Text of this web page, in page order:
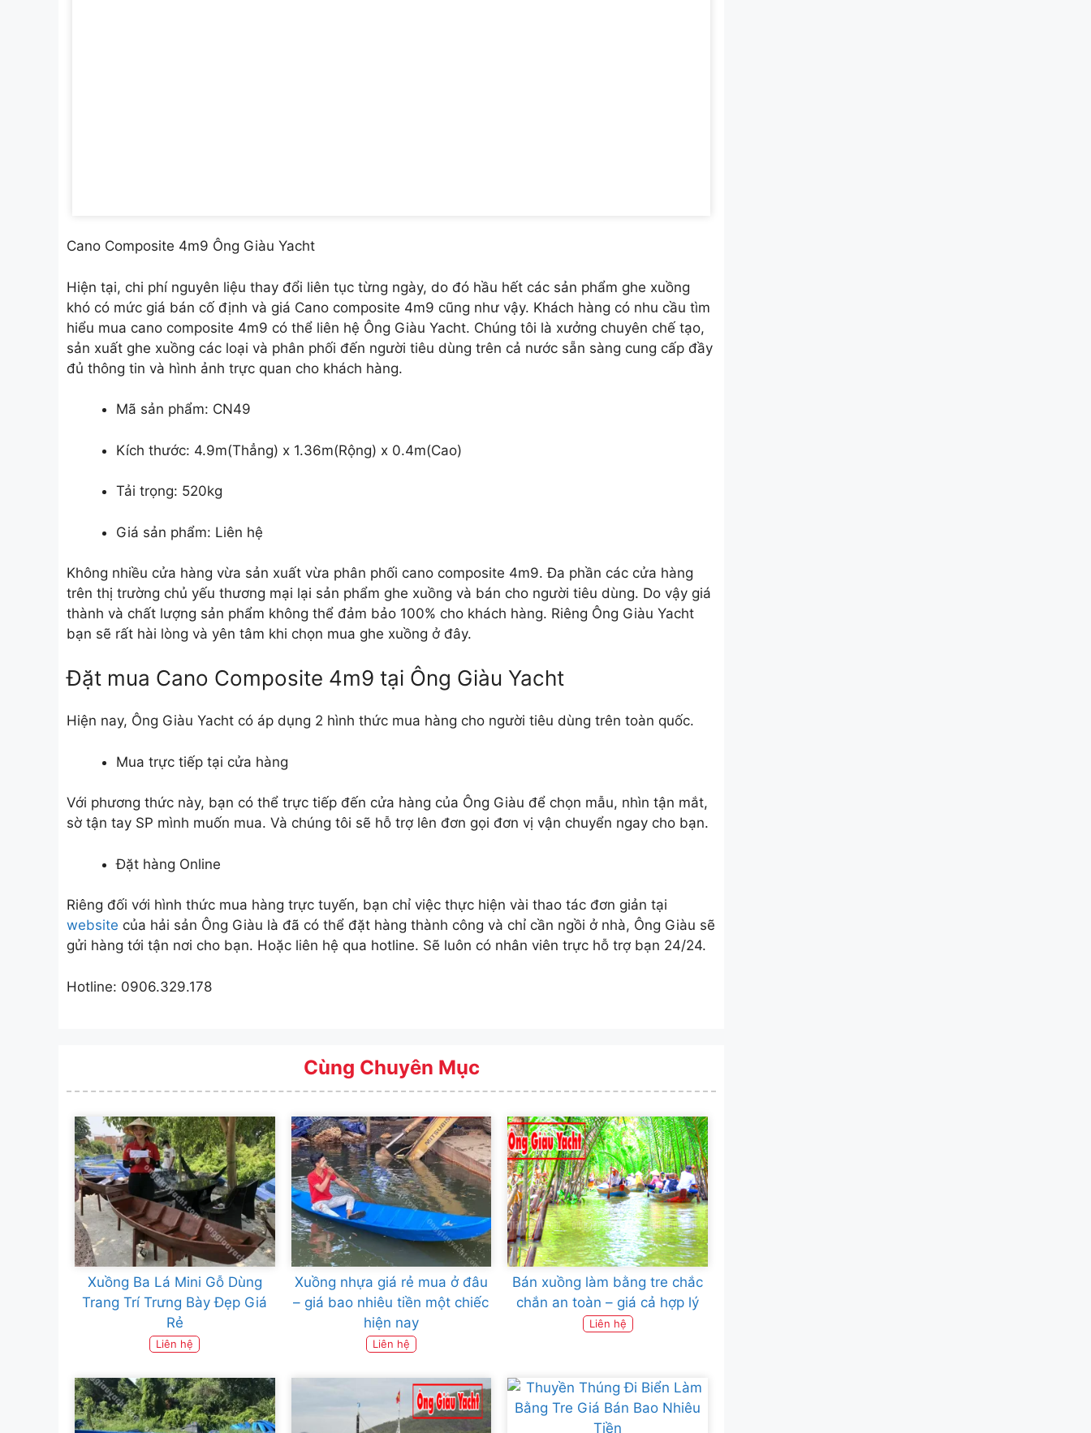
Cano Composite 4m9 Ông Giàu Yacht
Hiện tại, chi phí nguyên liệu thay đổi liên tục từng ngày, do đó hầu hết các sản phẩm ghe xuồng
khó có mức giá bán cố định và giá Cano composite 4m9 cũng như vậy. Khách hàng có nhu cầu tìm
hiểu mua cano composite 4m9 có thể liên hệ Ông Giàu Yacht. Chúng tôi là xưởng chuyên chế tạo,
sản xuất ghe xuồng các loại và phân phối đến người tiêu dùng trên cả nước sẵn sàng cung cấp đầy
đủ thông tin và hình ảnh trực quan cho khách hàng.
Mã sản phẩm: CN49
Kích thước: 4.9m(Thẳng) x 1.36m(Rộng) x 0.4m(Cao)
Tải trọng: 520kg
Giá sản phẩm: Liên hệ
Không nhiều cửa hàng vừa sản xuất vừa phân phối cano composite 4m9. Đa phần các cửa hàng
trên thị trường chủ yếu thương mại lại sản phẩm ghe xuồng và bán cho người tiêu dùng. Do vậy giá
thành và chất lượng sản phẩm không thể đảm bảo 100% cho khách hàng. Riêng Ông Giàu Yacht
bạn sẽ rất hài lòng và yên tâm khi chọn mua ghe xuồng ở đây.
Đặt mua Cano Composite 4m9 tại Ông Giàu Yacht
Hiện nay, Ông Giàu Yacht có áp dụng 2 hình thức mua hàng cho người tiêu dùng trên toàn quốc.
Mua trực tiếp tại cửa hàng
Với phương thức này, bạn có thể trực tiếp đến cửa hàng của Ông Giàu để chọn mẫu, nhìn tận mắt,
sờ tận tay SP mình muốn mua. Và chúng tôi sẽ hỗ trợ lên đơn gọi đơn vị vận chuyển ngay cho bạn.
Đặt hàng Online
Riêng đối với hình thức mua hàng trực tuyến, bạn chỉ việc thực hiện vài thao tác đơn giản tại
website của hải sản Ông Giàu là đã có thể đặt hàng thành công và chỉ cần ngồi ở nhà, Ông Giàu sẽ
gửi hàng tới tận nơi cho bạn. Hoặc liên hệ qua hotline. Sẽ luôn có nhân viên trực hỗ trợ bạn 24/24.
Hotline: 0906.329.178
Cùng Chuyên Mục
Xuồng Ba Lá Mini Gỗ Dùng
Trang Trí Trưng Bày Đẹp Giá
Rẻ
Liên hệ
Xuồng nhựa giá rẻ mua ở đâu
– giá bao nhiêu tiền một chiếc
hiện nay
Liên hệ
Bán xuồng làm bằng tre chắc
chắn an toàn – giá cả hợp lý
Liên hệ